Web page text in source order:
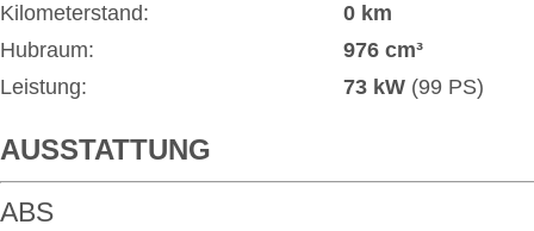
Kilometerstand:
0 km
Hubraum:
976 cm³
Leistung:
73 kW (99 PS)
AUSSTATTUNG
ABS